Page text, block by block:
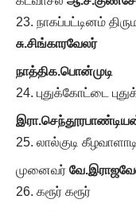
நாகப்பட்டினம்
சு.சிங்காரவேலர்
நாத்திக.பொன்முடி
புதுக்கோட்டை
லால்குடி
முனைவர்
கரூர்